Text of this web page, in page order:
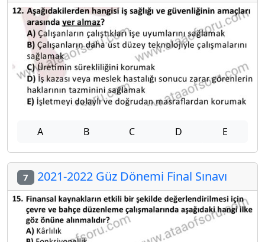
A B C D E
7 2021-2022 Güz Dönemi Final Sınavı